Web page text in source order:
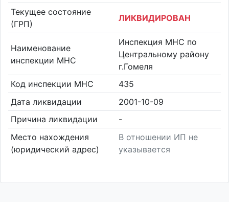
Текущее состояние
(ГРП)
ЛИКВИДИРОВАН
Наименование
инспекции МНС
Инспекция МНС по
Центральному району
г.Гомеля
Код инспекции МНС
435
Дата ликвидации
2001-10-09
Причина ликвидации
-
Место нахождения
(юридический адрес)
В отношении ИП не
указывается